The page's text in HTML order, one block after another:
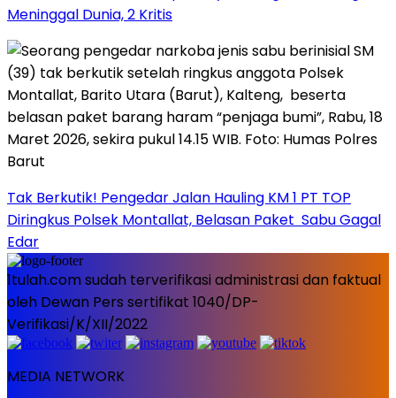
Meninggal Dunia, 2 Kritis
Tak Berkutik! Pengedar Jalan Hauling KM 1 PT TOP
Diringkus Polsek Montallat, Belasan Paket Sabu Gagal
Edar
1tulah.com sudah terverifikasi administrasi dan faktual
oleh Dewan Pers sertifikat 1040/DP-
Verifikasi/K/XII/2022
MEDIA NETWORK